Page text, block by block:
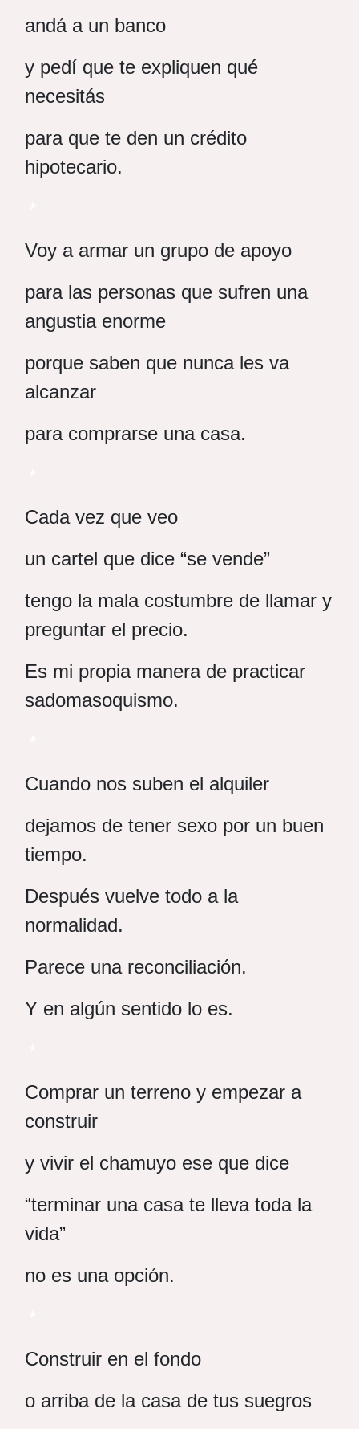
andá a un banco
y pedí que te expliquen qué
necesitás
para que te den un crédito
hipotecario.
Voy a armar un grupo de apoyo
para las personas que sufren una
angustia enorme
porque saben que nunca les va
alcanzar
para comprarse una casa.
Cada vez que veo
un cartel que dice “se vende”
tengo la mala costumbre de llamar y
preguntar el precio.
Es mi propia manera de practicar
sadomasoquismo.
Cuando nos suben el alquiler
dejamos de tener sexo por un buen
tiempo.
Después vuelve todo a la
normalidad.
Parece una reconciliación.
Y en algún sentido lo es.
Comprar un terreno y empezar a
construir
y vivir el chamuyo ese que dice
“terminar una casa te lleva toda la
vida”
no es una opción.
Construir en el fondo
o arriba de la casa de tus suegros